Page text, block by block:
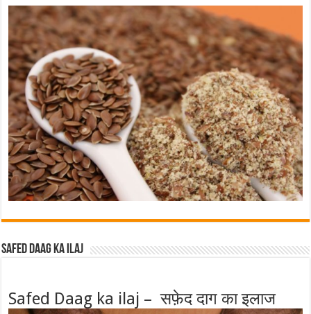
Safed Daag ka ilaj
Safed Daag ka ilaj – सफ़ेद दाग का इलाज